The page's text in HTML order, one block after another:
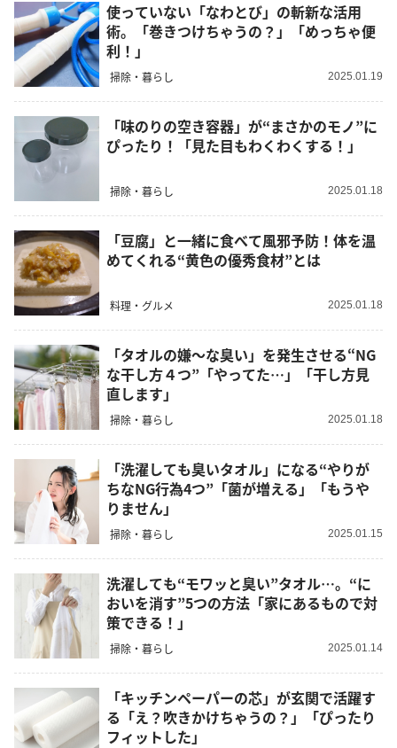
使っていない「なわとび」の斬新な活用
術。「巻きつけちゃうの？」「めっちゃ便
利！」
掃除・暮らし 2025.01.19
「味のりの空き容器」が“まさかのモノ”に
ぴったり！「見た目もわくわくする！」
掃除・暮らし 2025.01.18
「豆腐」と一緒に食べて風邪予防！体を温
めてくれる“黄色の優秀食材”とは
料理・グルメ 2025.01.18
「タオルの嫌～な臭い」を発生させる“NG
な干し方４つ”「やってた…」「干し方見
直します」
掃除・暮らし 2025.01.18
「洗濯しても臭いタオル」になる“やりが
ちなNG行為4つ”「菌が増える」「もうや
りません」
掃除・暮らし 2025.01.15
洗濯しても“モワッと臭い”タオル…。“に
おいを消す”5つの方法「家にあるもので対
策できる！」
掃除・暮らし 2025.01.14
「キッチンペーパーの芯」が玄関で活躍す
る「え？吹きかけちゃうの？」「ぴったり
フィットした」